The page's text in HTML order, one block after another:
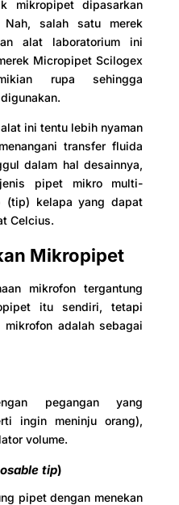
mikropipet dipasarkan
Nah, salah satu merek
alat laboratorium ini
Micropipet Scilogex
rupa sehingga
ini tentu lebih nyaman
transfer fluida
dalam hal desainnya,
jenis pipet mikro multi-
(tip) kelapa yang dapat
Celcius.
Mikropipet
mikrofon tergantung
itu sendiri, tetapi
mikrofon adalah sebagai
pegangan yang
ingin meninju orang),
volume.
tip)
pipet dengan menekan